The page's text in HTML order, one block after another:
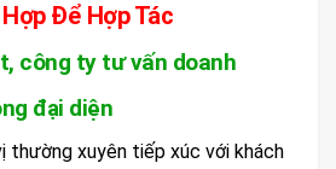
Để Hợp Tác
công ty tư vấn doanh
đại diện
thường xuyên tiếp xúc với khách